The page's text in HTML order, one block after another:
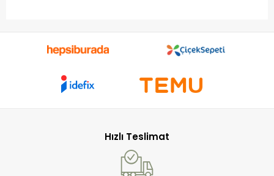
Hızlı Teslimat